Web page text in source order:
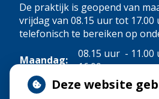
De praktijk is geopend van
vrijdag van 08.15 uur tot 17.00
telefonisch te bereiken op
Maandag:
08.15 uur - 11.00
16.00 uur
Dinsdag:
08.15 uur - 11.00
Deze website